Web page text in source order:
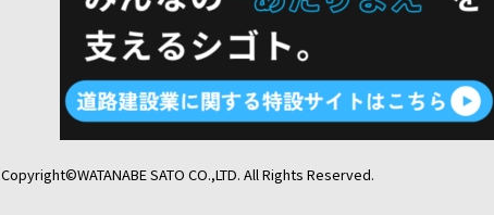
Copyright©WATANABE SATO CO.,LTD. All Rights Reserved.